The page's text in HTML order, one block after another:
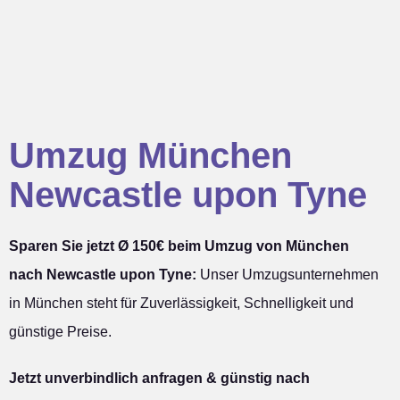
Umzug München
Newcastle upon Tyne
Sparen Sie jetzt Ø 150€ beim Umzug von München
nach Newcastle upon Tyne: Unser Umzugsunternehmen
in München steht für Zuverlässigkeit, Schnelligkeit und
günstige Preise.
Jetzt unverbindlich anfragen & günstig nach